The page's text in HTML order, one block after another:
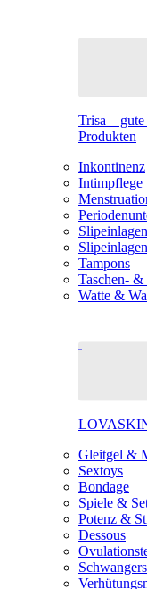
Trisa –
Produkten
Inkontinenz
Intimpflege
Slipeinlagen
Tampons
Taschen-
Watte &
Gleitgel &
Sextoys
Bondage
Spiele &
Potenz &
Dessous